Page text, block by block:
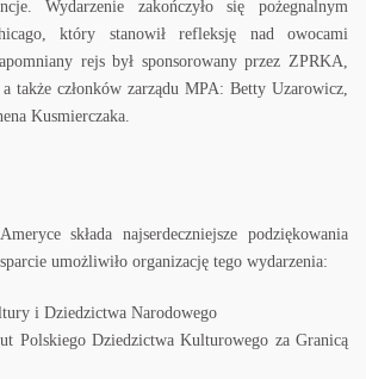
Wydarzenie zakończyło się pożegnalnym
który stanowił refleksję nad owocami
rejs był sponsorowany przez ZPRKA,
także członków zarządu MPA: Betty Uzarowicz,
Kusmierczaka.
składa najserdeczniejsze podziękowania
umożliwiło organizację tego wydarzenia:
i Dziedzictwa Narodowego
Polskiego Dziedzictwa Kulturowego za Granicą